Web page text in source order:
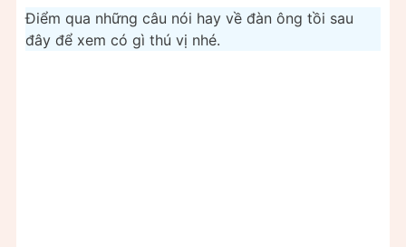
Điểm qua những câu nói hay về đàn ông tồi sau
đây để xem có gì thú vị nhé.